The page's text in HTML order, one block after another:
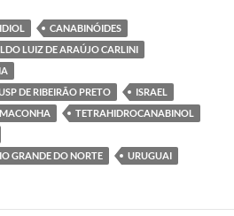
CANABINÓIDES
LUIZ DE ARAÚJO CARLINI
DE RIBEIRÃO PRETO
ISRAEL
MACONHA
TETRAHIDROCANABINOL
GRANDE DO NORTE
URUGUAI